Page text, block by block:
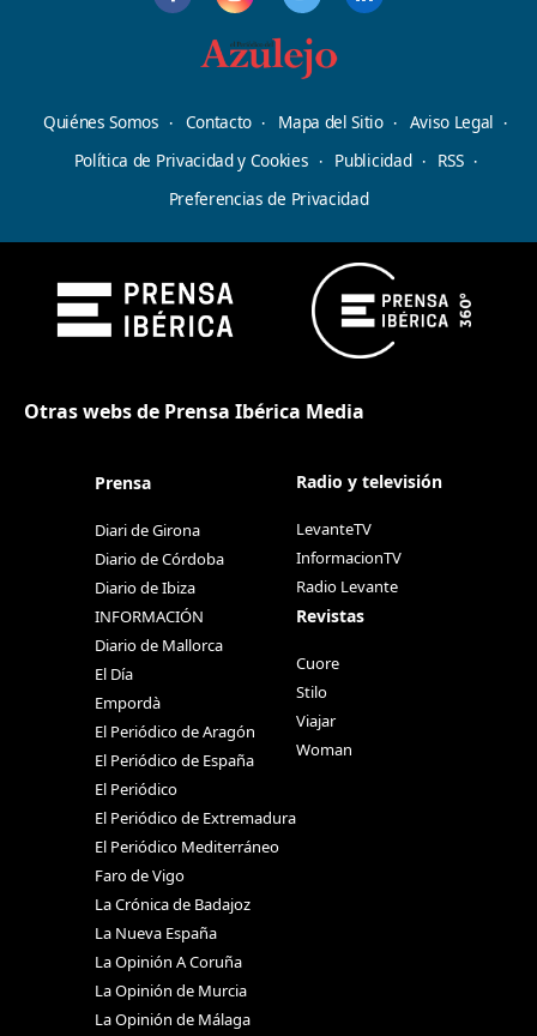
Quiénes Somos Contacto Mapa del Sitio
Aviso Legal
Política de Privacidad y Cookies
Publicidad
RSS
Preferencias de Privacidad
Otras webs de Prensa Ibérica Media
Prensa
Diari de Girona
Diario de Córdoba
Diario de Ibiza
INFORMACIÓN
Diario de Mallorca
El Día
Empordà
El Periódico de Aragón
El Periódico de España
El Periódico
El Periódico de Extremadura
El Periódico Mediterráneo
Faro de Vigo
La Crónica de Badajoz
La Nueva España
La Opinión A Coruña
La Opinión de Murcia
La Opinión de Málaga
Radio y televisión
LevanteTV
InformacionTV
Radio Levante
Revistas
Cuore
Stilo
Viajar
Woman